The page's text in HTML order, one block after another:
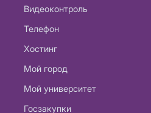
Видеоконтроль
Телефон
Хостинг
Мой город
Мой университет
Госзакупки